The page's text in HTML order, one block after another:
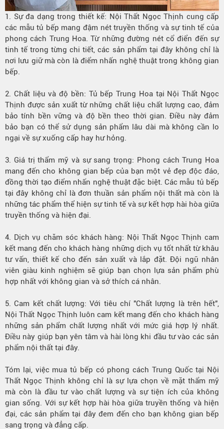
1. Sự đa dạng trong thiết kế: Nội Thất Ngọc Thịnh cung cấp
các mẫu tủ bếp mang đậm nét truyền thống và sự tinh tế của
phong cách Trung Hoa. Từ những đường nét cổ điển đến sự
tinh tế trong từng chi tiết, các sản phẩm tại đây không chỉ là
nơi lưu giữ mà còn là điểm nhấn nghệ thuật trong không gian
bếp.
2. Chất liệu và độ bền: Tủ bếp Trung Hoa tại Nội Thất Ngọc
Thịnh được sản xuất từ những chất liệu chất lượng cao, đảm
bảo tính bền vững và độ bền theo thời gian. Điều này đảm
bảo bạn có thể sử dụng sản phẩm lâu dài mà không cần lo
ngại về sự xuống cấp hay hư hỏng.
3. Giá trị thẩm mỹ và sự sang trọng: Phong cách Trung Hoa
mang đến cho không gian bếp của bạn một vẻ đẹp độc đáo,
đồng thời tạo điểm nhấn nghệ thuật đặc biệt. Các mẫu tủ bếp
tại đây không chỉ là đơn thuần sản phẩm nội thất mà còn là
những tác phẩm thể hiện sự tinh tế và sự kết hợp hài hòa giữa
truyền thống và hiện đại.
4. Dịch vụ chăm sóc khách hàng: Nội Thất Ngọc Thịnh cam
kết mang đến cho khách hàng những dịch vụ tốt nhất từ khâu
tư vấn, thiết kế cho đến sản xuất và lắp đặt. Đội ngũ nhân
viên giàu kinh nghiệm sẽ giúp bạn chọn lựa sản phẩm phù
hợp nhất với không gian và sở thích cá nhân.
5. Cam kết chất lượng: Với tiêu chí "Chất lượng là trên hết",
Nội Thất Ngọc Thịnh luôn cam kết mang đến cho khách hàng
những sản phẩm chất lượng nhất với mức giá hợp lý nhất.
Điều này giúp bạn yên tâm và hài lòng khi đầu tư vào các sản
phẩm nội thất tại đây.
Tóm lại, việc mua tủ bếp có phong cách Trung Quốc tại Nội
Thất Ngọc Thịnh không chỉ là sự lựa chọn về mặt thẩm mỹ
mà còn là đầu tư vào chất lượng và sự tiện ích của không
gian sống. Với sự kết hợp hài hòa giữa truyền thống và hiện
đại, các sản phẩm tại đây đem đến cho bạn không gian bếp
sang trọng và đẳng cấp.